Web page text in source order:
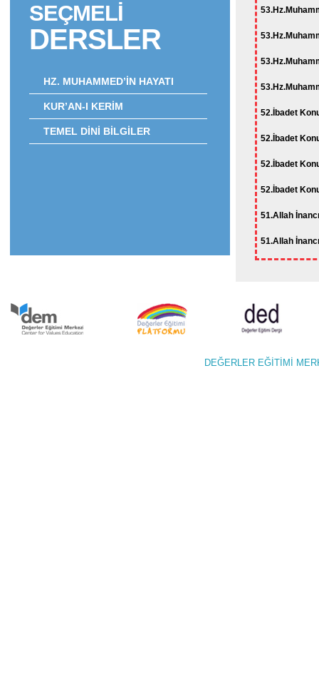
SEÇMELİ
DERSLER
HZ. MUHAMMED’İN HAYATI
KUR’AN-I KERİM
TEMEL DİNİ BİLGİLER
52.İbadet
52.İbadet
52.İbadet
52.İbadet
51.Allah
51.Allah
DEĞERLER EĞİTİMİ